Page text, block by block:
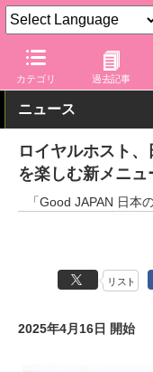
カテゴリ 過去記事
グルメ Watch 店舗
ニュース
ロイヤルホスト
を楽しむ新メニ
「Good JAPAN 日本
リスト
2025年4月16日 開始